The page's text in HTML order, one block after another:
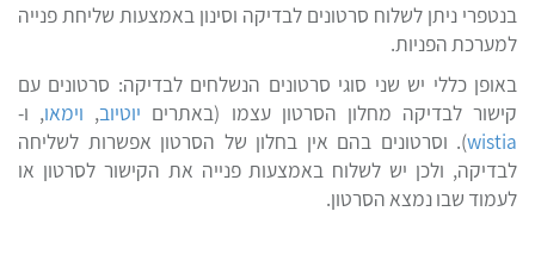
בנטפרי ניתן לשלוח סרטונים לבדיקה וסינון באמצעות שליחת פנייה
למערכת הפניות.
באופן כללי יש שני סוגי סרטונים הנשלחים לבדיקה: סרטונים עם
קישור לבדיקה מחלון הסרטון עצמו (באתריםיוטיוב,וימאו, ו-
wistia). וסרטונים בהם אין בחלון של הסרטון אפשרות לשליחה
לבדיקה, ולכן יש לשלוח באמצעות פנייה את הקישור לסרטון או
לעמוד שבו נמצא הסרטון.